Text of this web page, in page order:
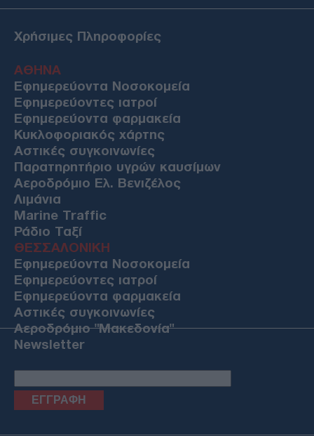
Χρήσιμες Πληροφορίες
ΑΘΗΝΑ
Εφημερεύοντα Νοσοκομεία
Εφημερεύοντες ιατροί
Εφημερεύοντα φαρμακεία
Κυκλοφοριακός χάρτης
Αστικές συγκοινωνίες
Παρατηρητήριο υγρών καυσίμων
Αεροδρόμιο Ελ. Βενιζέλος
Λιμάνια
Marine Traffic
Ράδιο Ταξί
ΘΕΣΣΑΛΟΝΙΚΗ
Εφημερεύοντα Νοσοκομεία
Εφημερεύοντες ιατροί
Εφημερεύοντα φαρμακεία
Αστικές συγκοινωνίες
Αεροδρόμιο "Μακεδονία"
Newsletter